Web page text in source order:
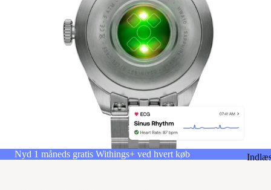
Nyd 1 måneds gratis Withings+ ved hvert køb